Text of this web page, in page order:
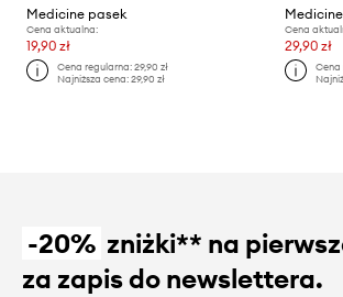
Medicine pasek
Cena aktualna:
19,90 zł
Cena regularna:29,90 zł
Najniższa cena:29,90 zł
Cena
29,90 zł
Cena
-20% zniżki** na
za zapis do newslettera.